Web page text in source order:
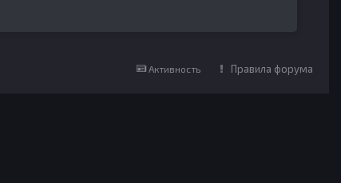
Активность Правила форума